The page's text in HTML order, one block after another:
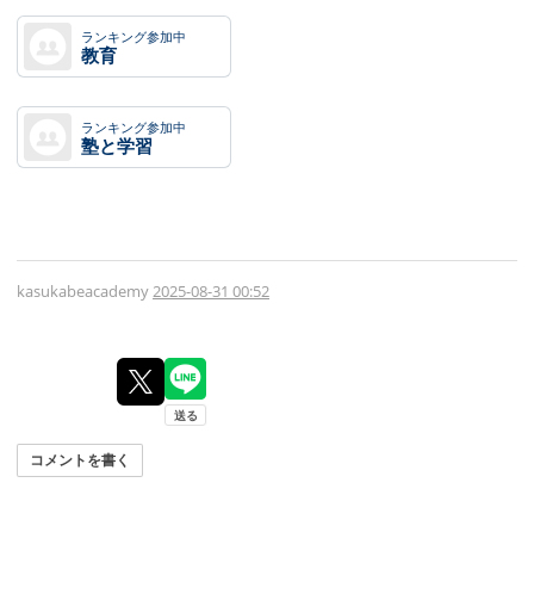
ランキング参加中
教育
ランキング参加中
塾と学習
kasukabeacademy2025-08-31 00:52
コメントを書く